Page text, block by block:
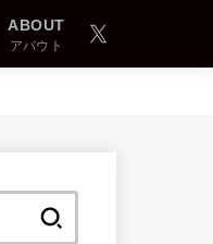
ABOUT
アバウト